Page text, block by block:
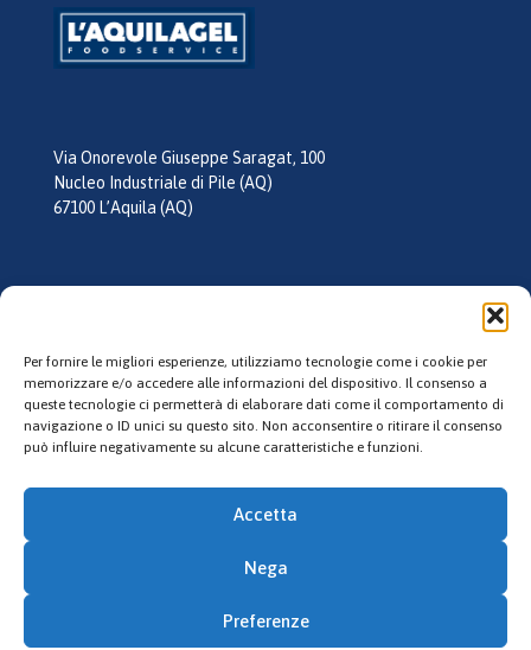
Per fornire le migliori esperienze, utilizziamo tecnologie come i cookie per
memorizzare e/o accedere alle informazioni del dispositivo. Il consenso a
queste tecnologie ci permetterà di elaborare dati come il comportamento di
navigazione o ID unici su questo sito. Non acconsentire o ritirare il consenso
può influire negativamente su alcune caratteristiche e funzioni.
Accetta
Nega
Preferenze
Via Onorevole Giuseppe Saragat, 100
Nucleo Industriale di Pile (AQ)
67100 L’Aquila (AQ)
Follow us